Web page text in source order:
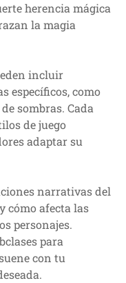
herencia mágica
la magia
incluir
específicos, como
sombras. Cada
de juego
adaptar su
narrativas del
cómo afecta las
personajes.
para
con tu